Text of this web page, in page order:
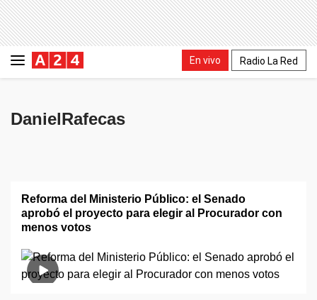
En vivo Radio La Red
DanielRafecas
Reforma del Ministerio Público: el Senado
aprobó el proyecto para elegir al Procurador con
menos votos